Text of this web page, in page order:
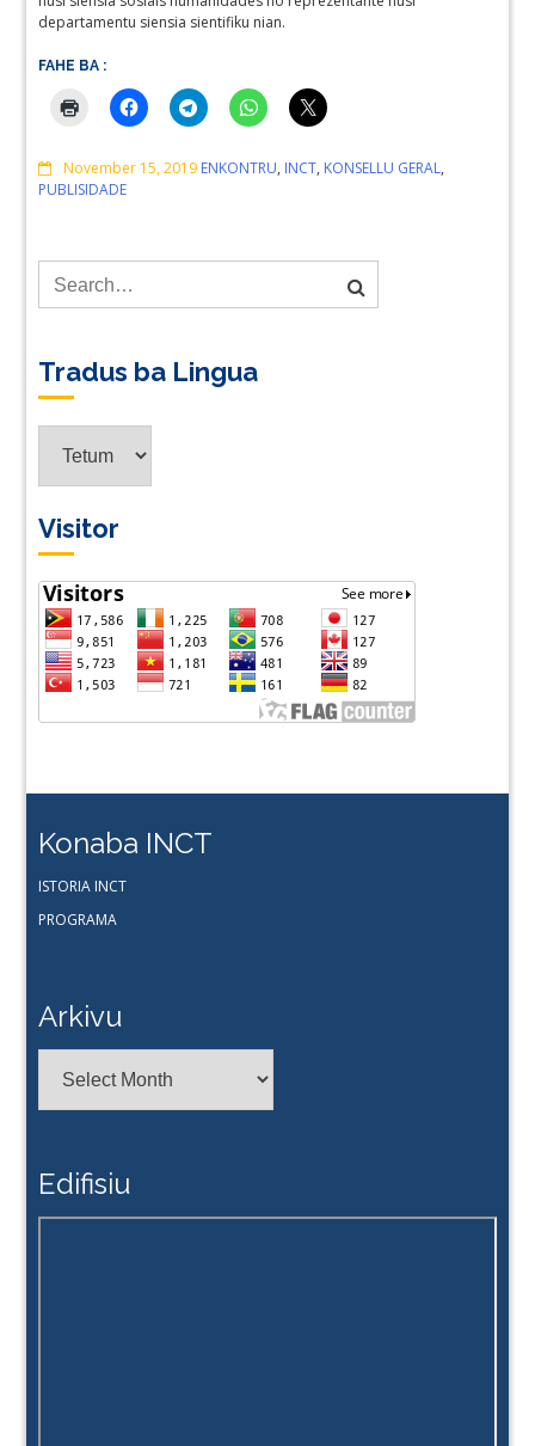
departamentu siensia sientifiku nian.
FAHE BA :
November 15, 2019 Comments
ENKONTRU, INCT, KONSELLU GERAL,
PUBLISIDADE
Tradus ba Lingua
Visitor
Konaba INCT
ISTORIA INCT
PROGRAMA
Arkivu
Edifisiu